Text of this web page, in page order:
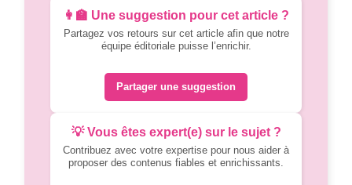
👩‍🏫 Une suggestion pour cet article ?
Partagez vos retours sur cet article afin que notre
équipe éditoriale puisse l’enrichir.
Partager une suggestion
💡 Vous êtes expert(e) sur le sujet ?
Contribuez avec votre expertise pour nous aider à
proposer des contenus fiables et enrichissants.